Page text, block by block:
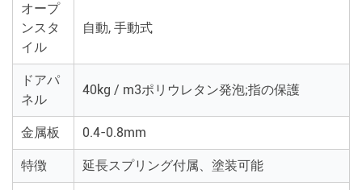
オープ
ンスタ
イル
自動, 手動式
ドアパ
ネル
40kg / m3ポリウレタン発泡;指の保護
金属板 0.4-0.8mm
特徴 延長スプリング付属、塗装可能